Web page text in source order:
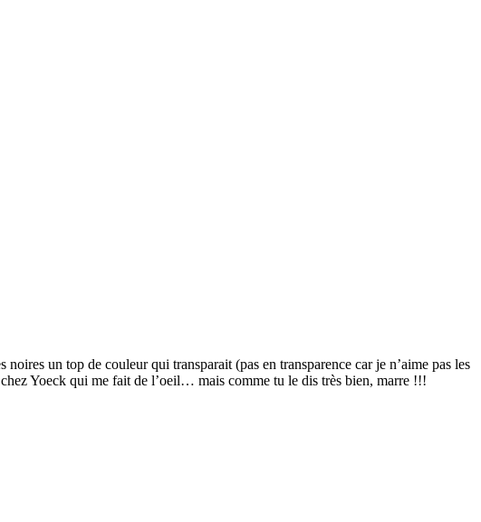
un top de couleur qui transparait (pas en transparence car je n’aime pas les
Yoeck qui me fait de l’oeil… mais comme tu le dis très bien, marre !!!